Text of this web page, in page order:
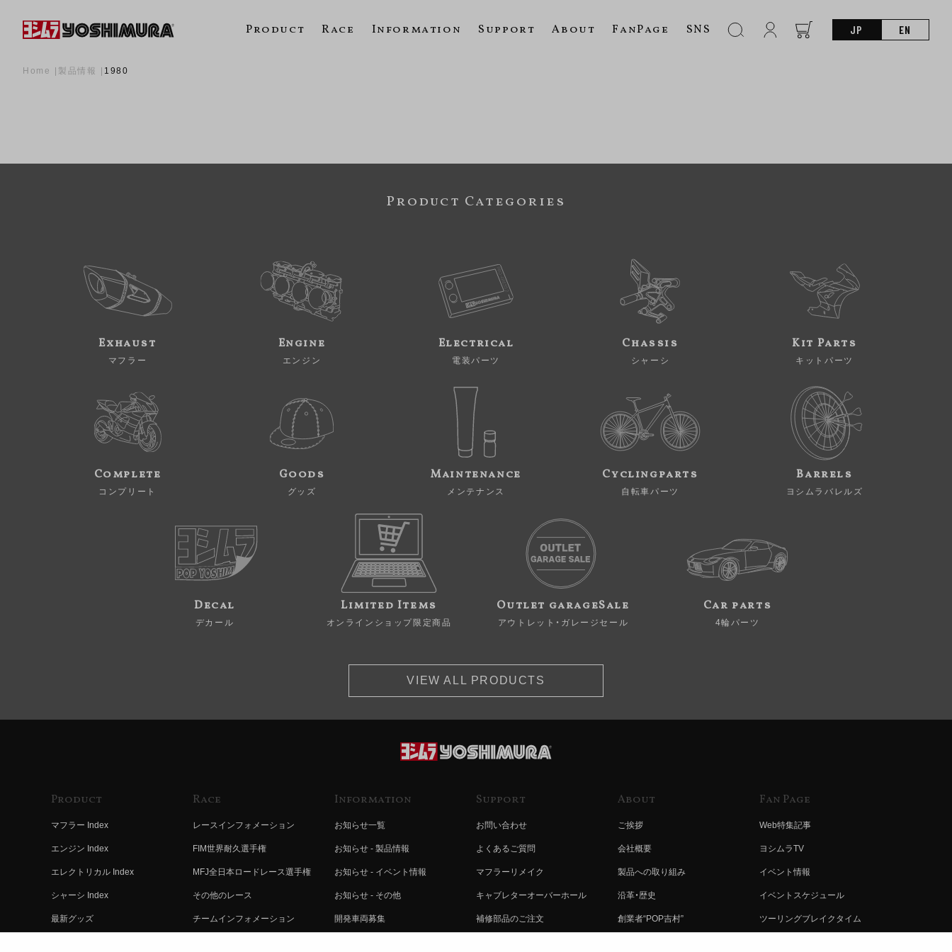
Product Race Information Support About FanPage SNS JP EN
Home 製品情報 1980
Product Categories
Exhaust
マフラー
Engine
エンジン
Electrical
電装パーツ
Chassis
シャーシ
Kit Parts
キットパーツ
Complete
コンプリート
Goods
グッズ
Maintenance
メンテナンス
Cyclingparts
自転車パーツ
Barrels
ヨシムラバレルズ
Decal
デカール
Limited Items
オンラインショップ限定商品
Outlet garageSale
アウトレット・ガレージセール
Car parts
4輪パーツ
VIEW ALL PRODUCTS
Product
マフラー Index
エンジン Index
エレクトリカル Index
シャーシ Index
最新グッズ
Race
レースインフォメーション
FIM世界耐久選手権
MFJ全日本ロードレース選手権
その他のレース
チームインフォメーション
Information
お知らせ一覧
お知らせ - 製品情報
お知らせ - イベント情報
お知らせ - その他
開発車両募集
Support
お問い合わせ
よくあるご質問
マフラーリメイク
キャブレターオーバーホール
補修部品のご注文
About
ご挨拶
会社概要
製品への取り組み
沿革・歴史
創業者“POP吉村”
Fan Page
Web特集記事
ヨシムラTV
イベント情報
イベントスケジュール
ツーリングブレイクタイム